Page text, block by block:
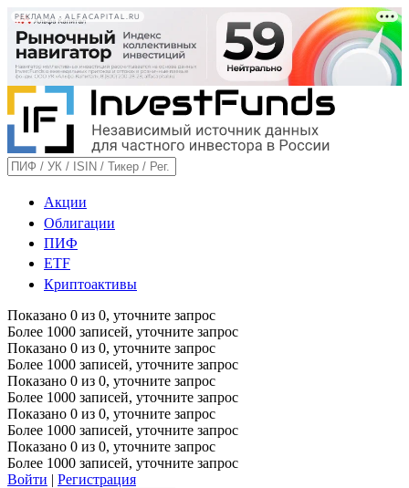
РЕКЛАМА • ALFACAPITAL.RU
Акции
Облигации
ПИФ
ETF
Криптоактивы
Показано 0 из 0, уточните запрос
Более 1000 записей, уточните запрос
Показано 0 из 0, уточните запрос
Более 1000 записей, уточните запрос
Показано 0 из 0, уточните запрос
Более 1000 записей, уточните запрос
Показано 0 из 0, уточните запрос
Более 1000 записей, уточните запрос
Показано 0 из 0, уточните запрос
Более 1000 записей, уточните запрос
Войти | Регистрация